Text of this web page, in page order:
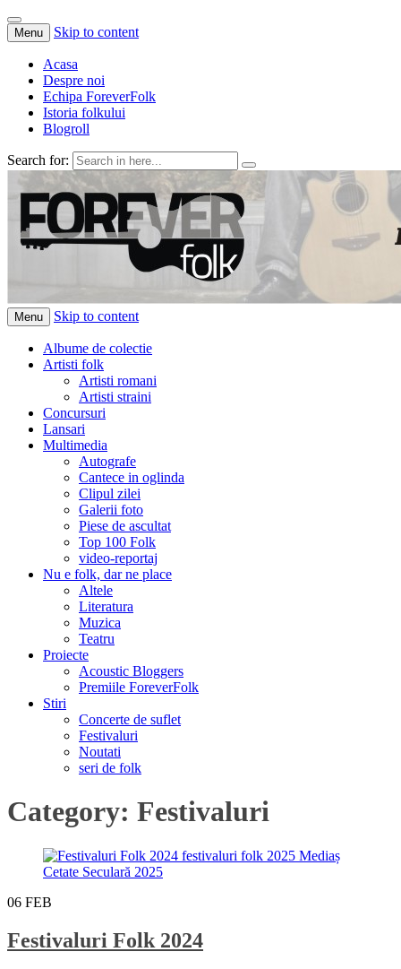
Menu Skip to content
Acasa
Despre noi
Echipa ForeverFolk
Istoria folkului
Blogroll
Search for:
ForeverFolk
Muzica sufletului tau
Menu Skip to content
Albume de colectie
Artisti folk
Artisti romani
Artisti straini
Concursuri
Lansari
Multimedia
Autografe
Cantece in oglinda
Clipul zilei
Galerii foto
Piese de ascultat
Top 100 Folk
video-reportaj
Nu e folk, dar ne place
Altele
Literatura
Muzica
Teatru
Proiecte
Acoustic Bloggers
Premiile ForeverFolk
Stiri
Concerte de suflet
Festivaluri
Noutati
seri de folk
Category: Festivaluri
06 FEB
Festivaluri Folk 2024